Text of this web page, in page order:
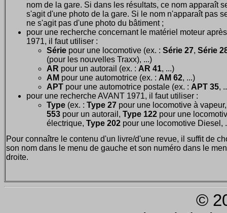
nom de la gare. Si dans les résultats, ce nom apparaît
s'agit d'une photo de la gare. Si le nom n'apparaît pas
ne s'agit pas d'une photo du bâtiment ;
pour une recherche concernant le matériel moteur après
1971, il faut utiliser :
Série pour une locomotive (ex. : Série 27, Série
(pour les nouvelles Traxx), ...)
AR pour un autorail (ex. : AR 41, ...)
AM pour une automotrice (ex. : AM 62, ...)
APT pour une automotrice postale (ex. : APT 35,
pour une recherche AVANT 1971, il faut utiliser :
Type (ex. : Type 27 pour une locomotive à
553 pour un autorail, Type 122 pour une
électrique, Type 202 pour une locomotive Diesel,
Pour connaître le contenu d'un livre/d'une revue, il suffit de
son nom dans le menu de gauche et son numéro dans le
droite.
©